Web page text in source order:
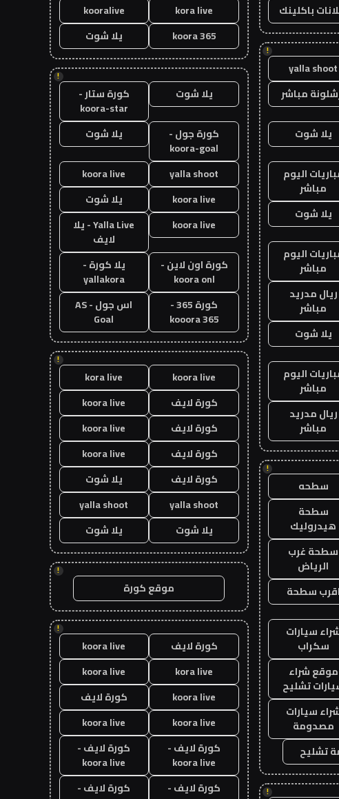
باكلينك
!
yalla shoot
مباشر
يلا شوت
اليوم
مباشر
يلا شوت
اليوم
مباشر
ريال مدريد
مباشر
يلا شوت
اليوم
مباشر
ريال مدريد
مباشر
!
سطحه
سطحة
هيدروليك
سطحة غرب
الرياض
اقرب سطحة
سيارات
سكراب
موقع شراء
تشليح
سيارات
مصدومة
تشليح
!
kora live
kooralive
koora 365
يلا شوت
!
يلا شوت
كورة ستار -
koora-star
كورة جول -
koora-goal
يلا شوت
yalla shoot
koora live
koora live
يلا شوت
koora live
Yalla Live - يلا
لايف
كورة اون لاين -
koora onl
يلا كورة -
yallakora
كورة 365 -
kooora 365
اس جول - AS
Goal
!
koora live
kora live
كورة لايف
koora live
كورة لايف
koora live
كورة لايف
koora live
كورة لايف
يلا شوت
yalla shoot
yalla shoot
يلا شوت
يلا شوت
!
موقع كورة
!
كورة لايف
koora live
kora live
koora live
koora live
كورة لايف
koora live
koora live
كورة لايف -
koora live
كورة لايف -
koora live
كورة لايف -
كورة لايف -